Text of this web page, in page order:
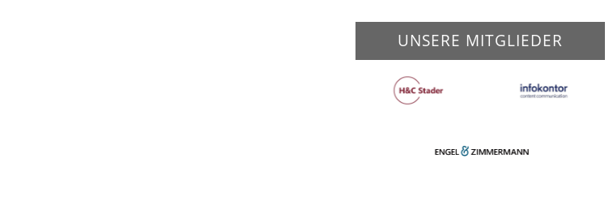
UNSERE MITGLIEDER